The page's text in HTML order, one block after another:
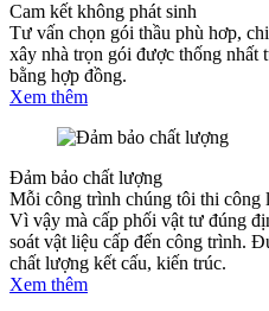
Cam kết không phát sinh
Tư vấn chọn gói thầu phù hơp,
xây nhà trọn gói được thống nhất
bằng hợp đồng.
Xem thêm
Đảm bảo chất lượng
Mỗi công trình chúng tôi thi công
Vì vậy mà cấp phối vật tư đúng
soát vật liệu cấp đến công trình.
chất lượng kết cấu, kiến trúc.
Xem thêm